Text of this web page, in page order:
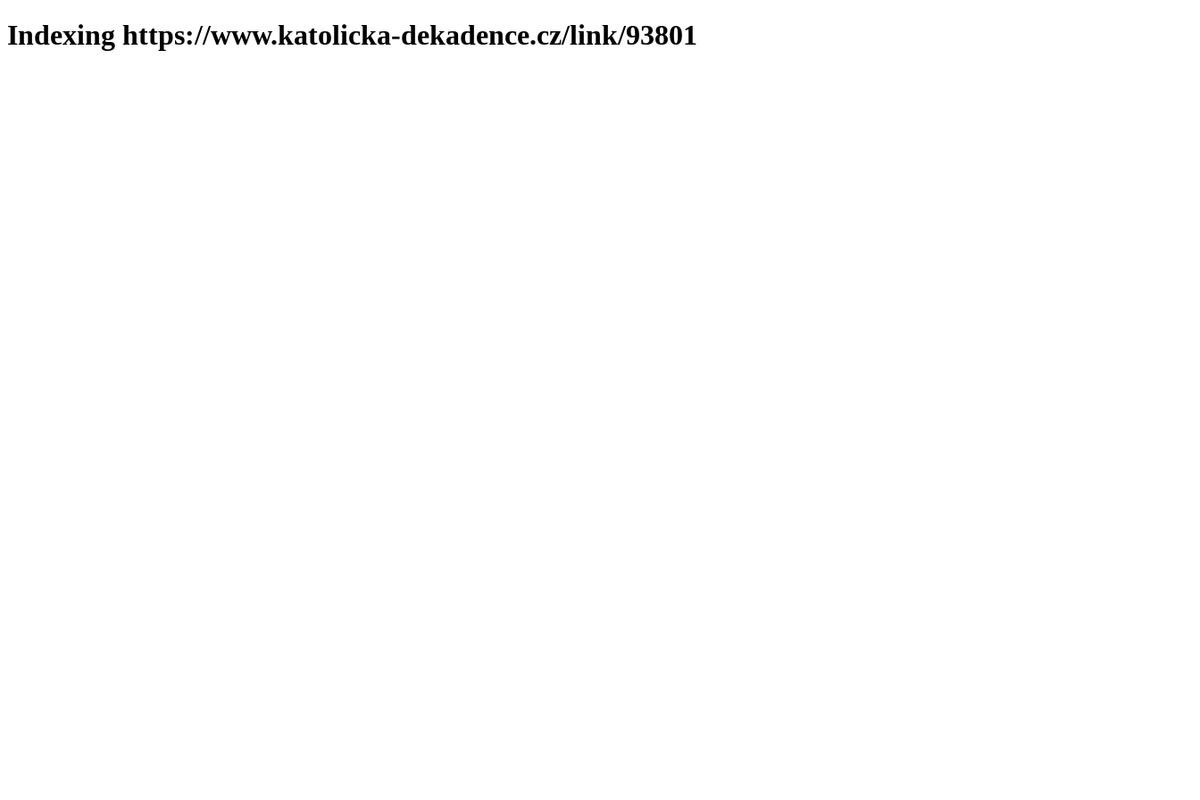
Indexing https://www.katolicka-dekadence.cz/link/93801